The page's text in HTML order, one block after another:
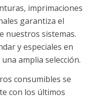
imprimaciones
garantiza el
nuestros sistemas.
y especiales en
amplia selección.
consumibles se
con los últimos